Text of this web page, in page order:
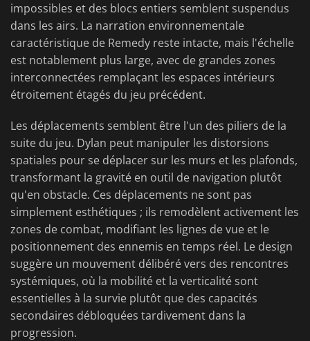
impossibles et des blocs entiers semblent suspendus
dans les airs. La narration environnementale
caractéristique de Remedy reste intacte, mais l'échelle
est notablement plus large, avec de grandes zones
interconnectées remplaçant les espaces intérieurs
étroitement étagés du jeu précédent.
Les déplacements semblent être l'un des piliers de la
suite du jeu. Dylan peut manipuler les distorsions
spatiales pour se déplacer sur les murs et les plafonds,
transformant la gravité en outil de navigation plutôt
qu'en obstacle. Ces déplacements ne sont pas
simplement esthétiques ; ils remodèlent activement les
zones de combat, modifiant les lignes de vue et le
positionnement des ennemis en temps réel. Le design
suggère un mouvement délibéré vers des rencontres
systémiques, où la mobilité et la verticalité sont
essentielles à la survie plutôt que des capacités
secondaires débloquées tardivement dans la
progression.